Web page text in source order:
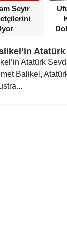
Seyir
Atatürk
Atatürk
Balikel,